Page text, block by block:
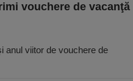
vouchere de vacanţă
anul viitor de vouchere de